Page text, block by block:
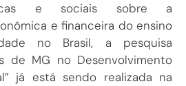
e sociais sobre a
e financeira do ensino
no Brasil, a pesquisa
de MG no Desenvolvimento
já está sendo realizada na